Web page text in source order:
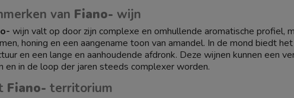
van Fiano- wijn
wijn valt op door zijn complexe en omhullende aromatische profiel,
honing en een aangename toon van amandel. In de mond biedt
en een lange en aanhoudende afdronk. Deze wijnen kunnen een
en in de loop der jaren steeds complexer worden.
Fiano- territorium